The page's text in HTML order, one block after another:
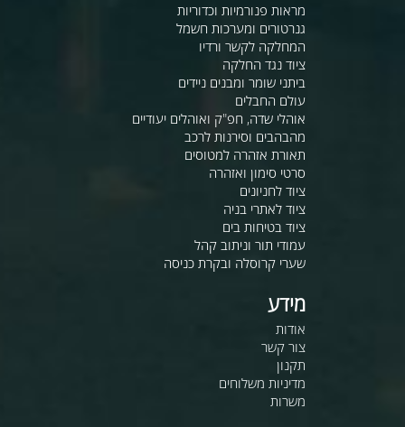
מראות פנורמיות וכדוריות
גנרטורים ומערכות חשמל
המחלקה לקשר ורדיו
ציוד נגד החלקה
ביתני שומר ומבנים ניידים
עולם החבלים
אוהלי שדה, חפ"ק ואוהלים יעודיים
מהבהבים וסירנות לרכב
תאורת אזהרה למטוסים
סרטי סימון ואזהרה
ציוד לחניונים
ציוד לאתרי בניה
ציוד בטיחות בים
עמודי תור וניתוב קהל
שערי קרוסלה ובקרת כניסה
מידע
אודות
צור קשר
תקנון
מדיניות משלוחים
משרות